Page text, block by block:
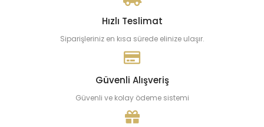
Hızlı Teslimat
Siparişleriniz en kısa sürede elinize ulaşır.
Güvenli Alışveriş
Güvenli ve kolay ödeme sistemi